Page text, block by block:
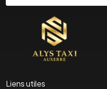
Liens utiles